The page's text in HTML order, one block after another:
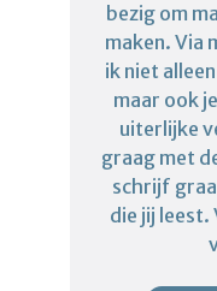
bezig om
maken. Via
ik niet
maar ook
uiterlijke
graag met
schrijf
die jij leest.